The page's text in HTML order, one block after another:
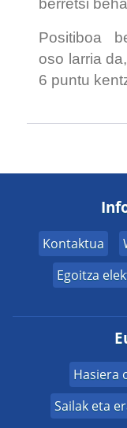
berretsi
Positiboa
oso larria
6 puntu
Kontaktua
Egoitza
Hasiera
Sailak eta